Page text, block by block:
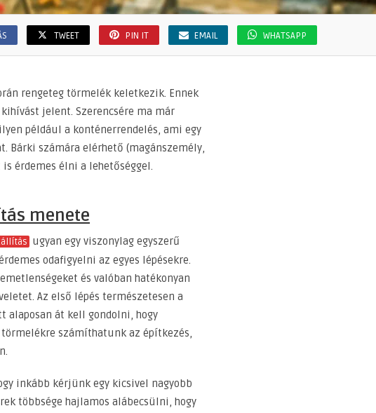
TWEET PIN IT EMAIL WHATSAPP
rengeteg törmelék keletkezik. Ennek
jelent. Szerencsére ma már
például a konténerrendelés, ami egy
Bárki számára elérhető (magánszemély,
érdemes élni a lehetőséggel.
menete
ugyan egy viszonylag egyszerű
odafigyelni az egyes lépésekre.
és valóban hatékonyan
Az első lépés természetesen a
alaposan át kell gondolni, hogy
számíthatunk az építkezés,
inkább kérjünk egy kicsivel nagyobb
többsége hajlamos alábecsülni, hogy